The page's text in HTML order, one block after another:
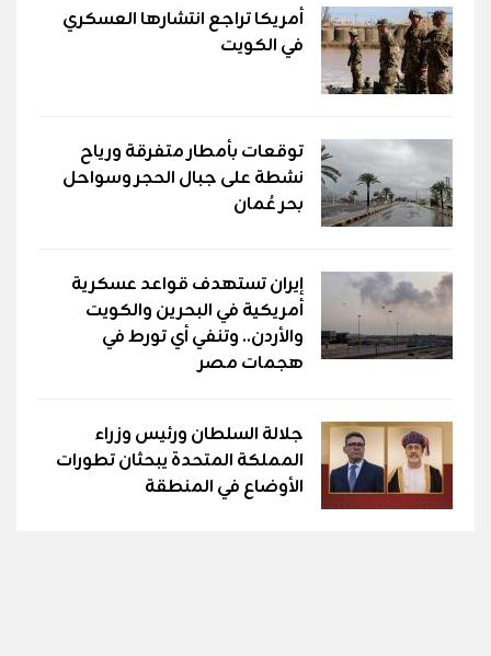
أمريكا تراجع انتشارها العسكري
في الكويت
توقعات بأمطار متفرقة ورياح
نشطة على جبال الحجر وسواحل
بحر عُمان
إيران تستهدف قواعد عسكرية
أمريكية في البحرين والكويت
والأردن.. وتنفي أي تورط في
هجمات مصر
جلالة السلطان ورئيس وزراء
المملكة المتحدة يبحثان تطورات
الأوضاع في المنطقة